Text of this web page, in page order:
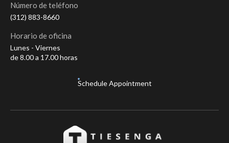
Schedule Appointment
Número de teléfono
(312) 883-8660
Horario de oficina
Lunes - Viernes
de 8.00 a 17.00 horas